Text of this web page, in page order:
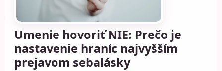
Umenie hovoriť NIE: Prečo je
nastavenie hraníc najvyšším
prejavom sebalásky